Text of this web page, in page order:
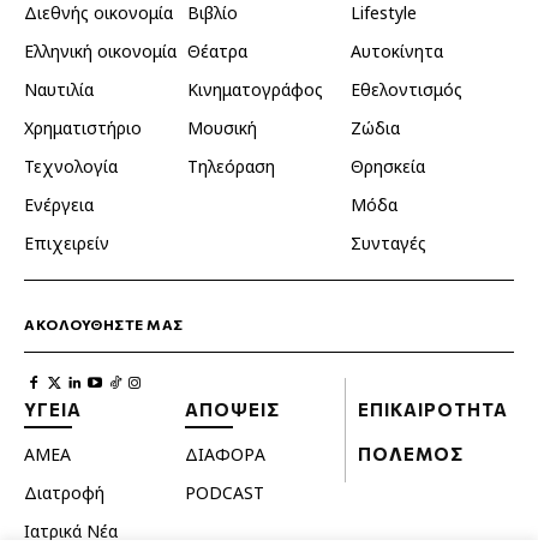
Διεθνής οικονομία
Ελληνική οικονομία
Ναυτιλία
Χρηματιστήριο
Τεχνολογία
Ενέργεια
Επιχειρείν
Βιβλίο
Θέατρα
Κινηματογράφος
Μουσική
Τηλεόραση
Lifestyle
Αυτοκίνητα
Εθελοντισμός
Ζώδια
Θρησκεία
Μόδα
Συνταγές
ΑΚΟΛΟΥΘΗΣΤΕ ΜΑΣ
ΥΓΕΙΑ
ΑΜΕΑ
Διατροφή
Ιατρικά Νέα
ΑΠΟΨΕΙΣ
ΔΙΑΦΟΡΑ
PODCAST
ΕΠΙΚΑΙΡΟΤΗΤΑ
ΠΟΛΕΜΟΣ